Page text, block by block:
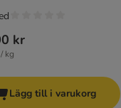
kr
kg
Lägg till i varukorg